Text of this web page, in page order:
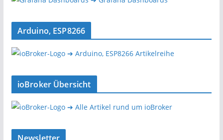
Arduino, ESP8266
➔ Arduino, ESP8266 Artikelreihe
ioBroker Übersicht
➔ Alle Artikel rund um ioBroker